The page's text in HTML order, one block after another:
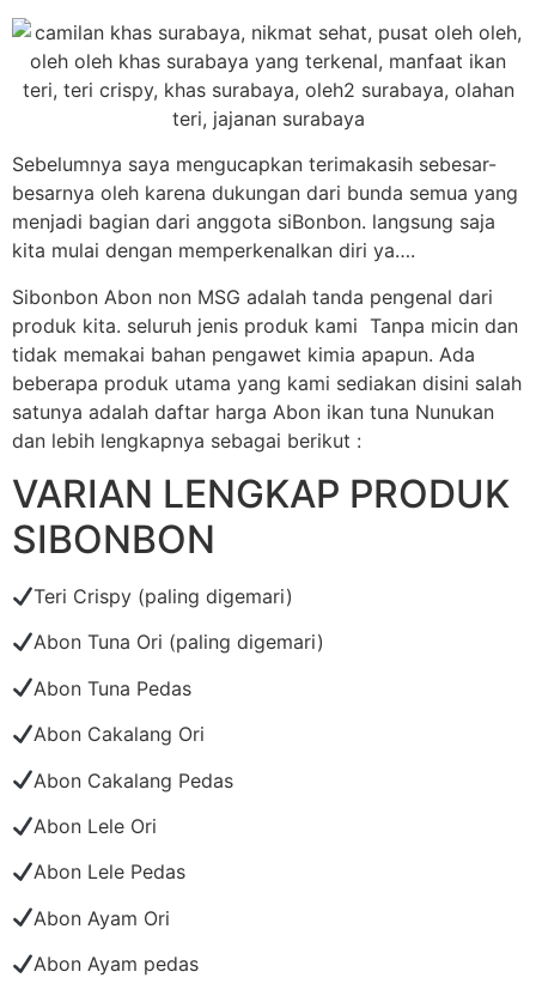
Sebelumnya saya mengucapkan terimakasih sebesar-
besarnya oleh karena dukungan dari bunda semua yang
menjadi bagian dari anggota siBonbon. langsung saja
kita mulai dengan memperkenalkan diri ya….
Sibonbon Abon non MSG adalah tanda pengenal dari
produk kita. seluruh jenis produk kami Tanpa micin dan
tidak memakai bahan pengawet kimia apapun. Ada
beberapa produk utama yang kami sediakan disini salah
satunya adalah daftar harga Abon ikan tuna Nunukan
dan lebih lengkapnya sebagai berikut :
VARIAN LENGKAP PRODUK
SIBONBON
Teri Crispy (paling digemari)
Abon Tuna Ori (paling digemari)
Abon Tuna Pedas
Abon Cakalang Ori
Abon Cakalang Pedas
Abon Lele Ori
Abon Lele Pedas
Abon Ayam Ori
Abon Ayam pedas